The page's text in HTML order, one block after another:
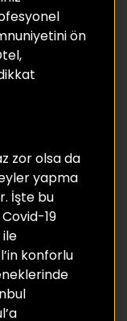
ön
zor olsa da
yapma
İşte bu
19
konforlu